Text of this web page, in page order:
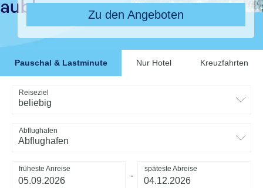
Zu den Angeboten
Pauschal & Lastminute Nur Hotel Kreuzfahrten
Reiseziel
beliebig
Abflughafen
Abflughafen
früheste Anreise
-
späteste Abreise